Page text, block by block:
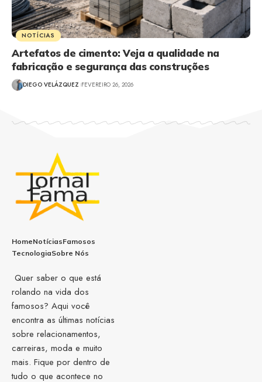
NOTÍCIAS
Artefatos de cimento: Veja a qualidade na
fabricação e segurança das construções
DIEGO VELÁZQUEZ FEVEREIRO 26, 2026
HomeNotíciasFamosos
TecnologiaSobre Nós
Quer saber o que está
rolando na vida dos
famosos? Aqui você
encontra as últimas notícias
sobre relacionamentos,
carreiras, moda e muito
mais. Fique por dentro de
tudo o que acontece no